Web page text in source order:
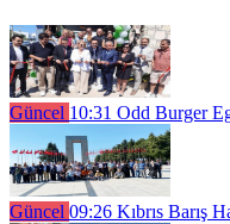
Güncel 10:31 Odd Burger
Güncel 09:26 Kıbrıs Barış